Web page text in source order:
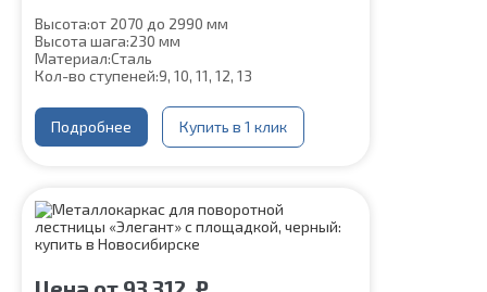
Высота:от 2070 до 2990 мм
Высота шага:230 мм
Материал:Сталь
Кол-во ступеней:9, 10, 11, 12, 13
Подробнее Купить в 1 клик